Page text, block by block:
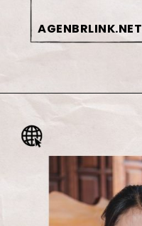
AGENBRLINK.NET